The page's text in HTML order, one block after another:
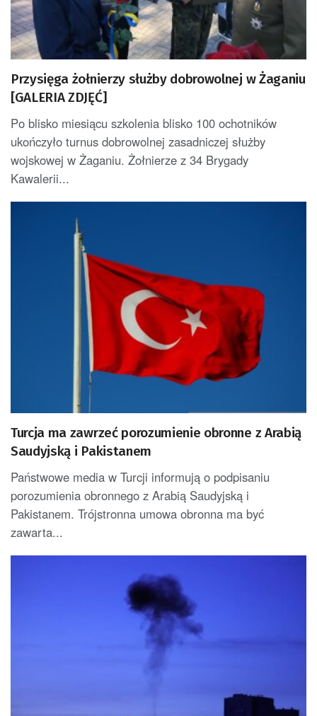
Przysięga żołnierzy służby dobrowolnej w Żaganiu
[GALERIA ZDJĘĆ]
Po blisko miesiącu szkolenia blisko 100 ochotników
ukończyło turnus dobrowolnej zasadniczej służby
wojskowej w Żaganiu. Żołnierze z 34 Brygady
Kawalerii...
Turcja ma zawrzeć porozumienie obronne z Arabią
Saudyjską i Pakistanem
Państwowe media w Turcji informują o podpisaniu
porozumienia obronnego z Arabią Saudyjską i
Pakistanem. Trójstronna umowa obronna ma być
zawarta...